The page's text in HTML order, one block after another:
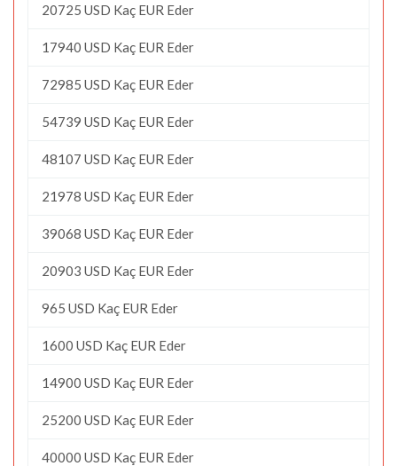
20725 USD Kaç EUR Eder
17940 USD Kaç EUR Eder
72985 USD Kaç EUR Eder
54739 USD Kaç EUR Eder
48107 USD Kaç EUR Eder
21978 USD Kaç EUR Eder
39068 USD Kaç EUR Eder
20903 USD Kaç EUR Eder
965 USD Kaç EUR Eder
1600 USD Kaç EUR Eder
14900 USD Kaç EUR Eder
25200 USD Kaç EUR Eder
40000 USD Kaç EUR Eder